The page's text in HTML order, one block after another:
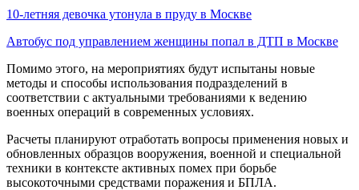
10-летняя девочка утонула в пруду в Москве
Автобус под управлением женщины попал в ДТП в Москве
Помимо этого, на мероприятиях будут испытаны новые
методы и способы использования подразделений в
соответствии с актуальными требованиями к ведению
военных операций в современных условиях.
Расчеты планируют отработать вопросы применения новых и
обновленных образцов вооружения, военной и специальной
техники в контексте активных помех при борьбе
высокоточными средствами поражения и БПЛА.